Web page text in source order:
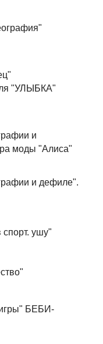
"УЛЫБКА"
и
моды "Алиса"
и дефиле".
ушу"
БЕБИ-